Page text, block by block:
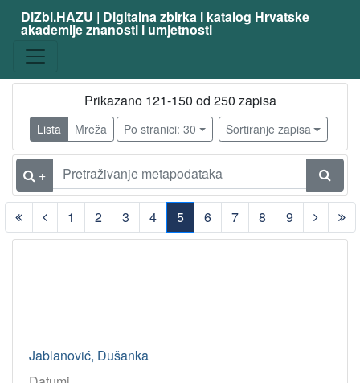
DiZbi.HAZU | Digitalna zbirka i katalog Hrvatske
akademije znanosti i umjetnosti
Prikazano 121-150 od 250 zapisa
Lista Mreža Po stranici: 30 Sortiranje zapisa
+
1 2 3 4
5
(current)
6 7 8 9
Jablanović, Dušanka